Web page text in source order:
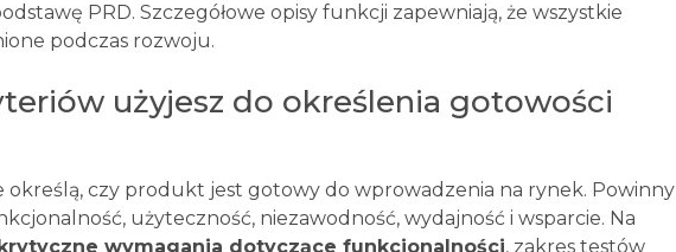
PRD. Szczegółowe opisy funkcji zapewniają, że wszystkie
podczas rozwoju.
użyjesz do określenia gotowości
określą, czy produkt jest gotowy do wprowadzenia na rynek. Powinny
użyteczność, niezawodność, wydajność i wsparcie. Na
krytyczne wymagania dotyczące funkcjonalności, zakres testów